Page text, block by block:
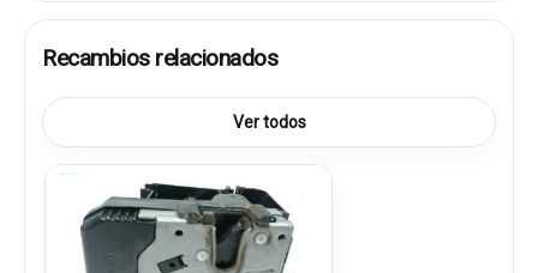
Recambios relacionados
Ver todos